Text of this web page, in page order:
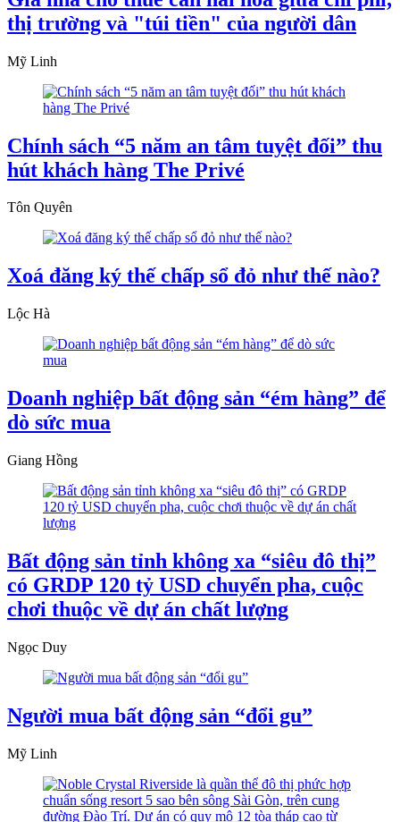
thị trường và "túi tiền" của người dân
Mỹ Linh
Chính sách “5 năm an tâm tuyệt đối” thu
hút khách hàng The Privé
Tôn Quyên
Xoá đăng ký thế chấp sổ đỏ như thế nào?
Lộc Hà
Doanh nghiệp bất động sản “ém hàng” để
dò sức mua
Giang Hồng
Bất động sản tỉnh không xa “siêu đô thị”
có GRDP 120 tỷ USD chuyển pha, cuộc
chơi thuộc về dự án chất lượng
Ngọc Duy
Người mua bất động sản “đổi gu”
Mỹ Linh